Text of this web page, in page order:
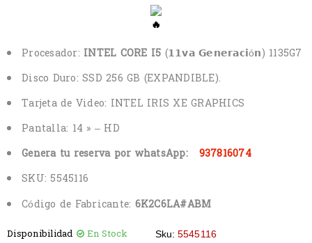
Procesador: INTEL CORE I5 (𝟭𝟭𝘃𝗮 𝗚𝗲𝗻𝗲𝗿𝗮𝗰𝗶ó𝗻) 1135G7
Disco Duro: SSD 256 GB (EXPANDIBLE).
Tarjeta de Video: INTEL IRIS XE GRAPHICS
Pantalla: 14 » – HD
Genera tu reserva por whatsApp: 937816074
SKU: 5545116
Código de Fabricante: 6K2C6LA#ABM
Disponibilidad En Stock Sku: 5545116